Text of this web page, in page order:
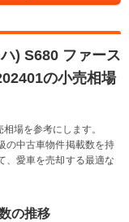
) S680 ファース
の小売相場
場を参考にします。
の中古車物件掲載数を持
、愛車を売却する最適な
の推移